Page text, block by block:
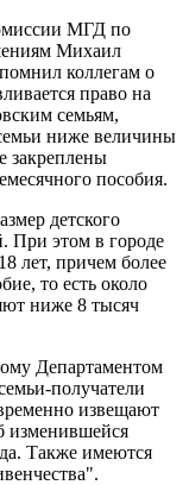
МГД по
Михаил
коллегам о
право на
семьям,
ниже величины
закреплены
пособия.
детского
При этом в городе
лет, причем более
то есть около
ниже 8 тысяч
Департаментом
получатели
извещают
изменившейся
Также имеются